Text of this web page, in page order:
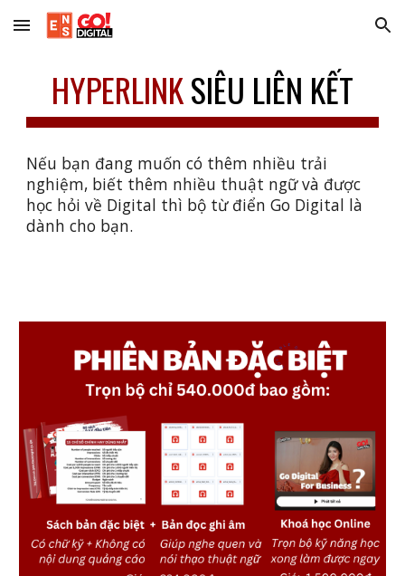
Skip to main content Skip to navigation
HYPERLINKSIÊU LIÊN KẾT
Nếu bạn đang muốn có thêm nhiều trải
nghiệm, biết thêm nhiều thuật ngữ và được
học hỏi về Digital thì bộ từ điển Go Digital là
dành cho bạn.